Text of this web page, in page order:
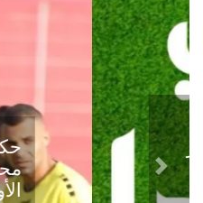
حكاية نجاح
محسن وتنتهي
الأولىPrevious